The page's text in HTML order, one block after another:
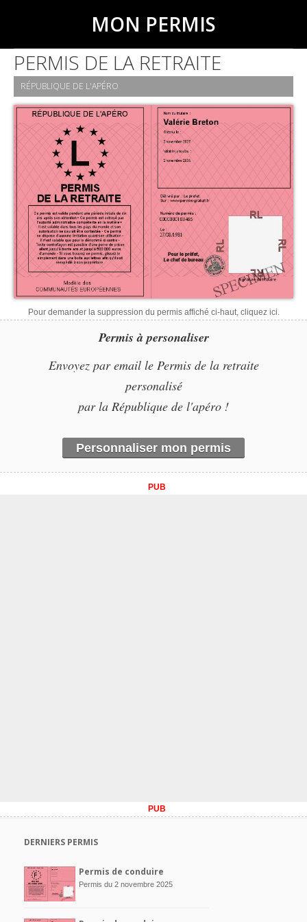
MON PERMIS
PERMIS DE LA RETRAITE
RÉPUBLIQUE DE L'APÉRO
Pour demander la suppression du permis affiché ci-haut, cliquez ici.
Permis à personaliser
Envoyez par email le Permis de la retraite
personalisé
par la République de l'apéro !
Personnaliser mon permis
PUB
PUB
DERNIERS PERMIS
Permis de conduire
Permis du 2 novembre 2025